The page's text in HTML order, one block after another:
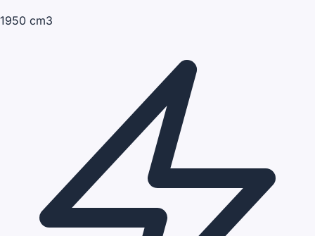
1950 cm3